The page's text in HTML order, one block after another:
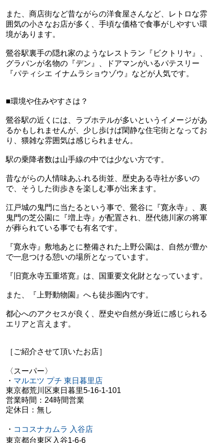
また、商店街など昔ながらの洋食屋さんなど、レトロな雰
囲気の小さなお店が多く、手頃な価格で食事がしやすい環
境があります。
鶯谷駅裏手の隠れ家のようなレストラン『ビクトリヤ』、
グラパンが名物の『デン』、ドアマンがいるパテスリー
『パティシエ イナムラショウゾウ』などが人気です。
■環境や住みやすさは？
鶯谷駅の近くには、ラブホテルが多いというイメージがあ
るかもしれませんが、少し歩けば閑静な住宅街となってお
り、猥雑な雰囲気は感じられません。
駅の乗降者数は山手線の中では少ない方です。
昔ながらの人情味あふれる街並、歴史ある寺社が多いの
で、そうした街歩きを楽しむ事が出来ます。
江戸城の鬼門に当たるという事で、鶯谷に『寛永寺』、裏
鬼門の芝公園に『増上寺』が配置され、歴代徳川家の将軍
が葬られている事でも有名です。
『寛永寺』敷地あとに整備された上野公園は、自然が豊か
で一息つける憩いの場所となっています。
『旧寛永寺五重塔寛』は、国重要文化財となっています。
また、『上野動物園』へも徒歩圏内です。
都心へのアクセスが良く、歴史や自然が身近に感じられる
エリアと言えます。
［ご紹介させて頂いたお店］
〈スーパー〉
・ マルエツ プチ 東日暮里店
東京都荒川区東日暮里5-16-1-101
営業時間：24時間営業
定休日：無し
・ ココスナカムラ 入谷店
東京都台東区入谷1-6-6